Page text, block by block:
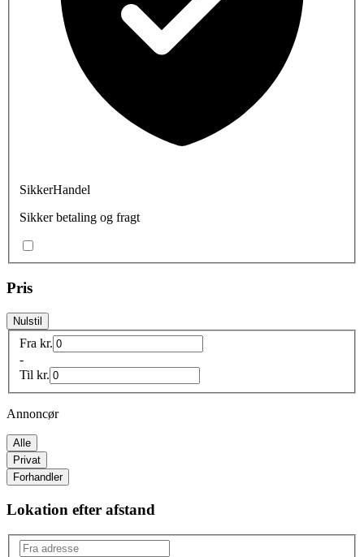
SikkerHandel
Sikker betaling og fragt
Pris
Nulstil
Fra kr.
-
Til kr.
Annoncør
Alle
Privat
Forhandler
Lokation efter afstand